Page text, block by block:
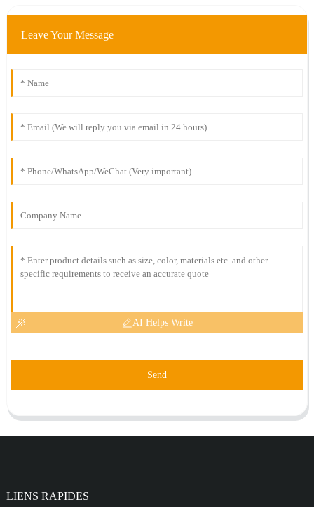
Leave Your Message
AI Helps Write
Send
LIENS RAPIDES